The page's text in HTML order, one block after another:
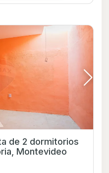
de 2 dormitorios
Montevideo